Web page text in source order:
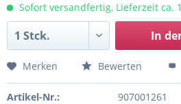
Sofort versandfertig, Lieferzeit ca.
In
Merken Bewerten
Artikel-Nr.: 907001261